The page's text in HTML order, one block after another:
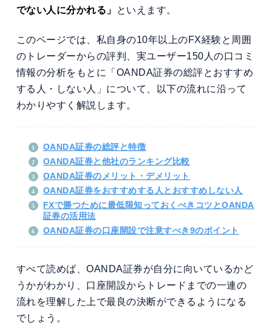
でない人に分かれる 」 といえます。
このページでは、私自身の10年以上のFX経験と周囲
のトレーダーからの評判、実ユーザー150人の口コミ
情報の分析をもとに「OANDA証券の総評とおすすめ
する人・しない人」について、以下の流れに沿って
わかりやすく解説します。
OANDA証券の総評と特徴
OANDA証券と他社のランキング比較
OANDA証券のメリット・デメリット
OANDA証券をおすすめする人とおすすめしない人
FXで勝つために最低限知っておくべきコツとOANDA
証券の活用法
OANDA証券の口座開設で注意すべき9のポイント
すべて読めば、OANDA証券が自分に向いているかど
うかがわかり、口座開設からトレードまでの一連の
流れを理解した上で最良の決断ができるようになる
でしょう。